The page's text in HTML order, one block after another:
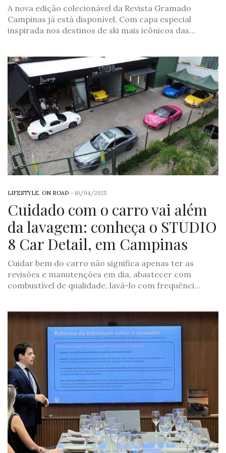
A nova edição colecionável da Revista Gramado
Campinas já está disponível. Com capa especial
inspirada nos destinos de ski mais icônicos das…
LIFESTYLE, ON ROAD - 10/04/2025
Cuidado com o carro vai além
da lavagem: conheça o STUDIO
8 Car Detail, em Campinas
Cuidar bem do carro não significa apenas ter as
revisões e manutenções em dia, abastecer com
combustível de qualidade, lavá-lo com frequênci…